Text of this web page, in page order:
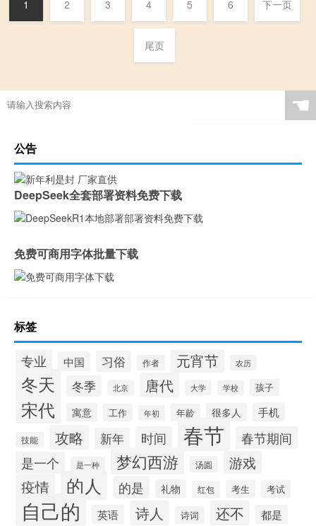
1 2 3 4 5 6 下一页
尾页
☚
公告
DeepSeek全套部署资料免费下载
免费可商用字体批量下载
标签
专业 中国 习俗 作者 元宵节 农历
冬天 冬季 北京 唐代 大学 学校 孩子
宋代 寓意 工作 年初 年龄 很多人 手机
技能 攻略 新年 时间 春节 春节期间
是一个 是一种 梦幻西游 汤圆 游戏
疫情 的人 的是 礼物 红包 考生 考试
自己的 英语 诗人 诗词 还不 都是